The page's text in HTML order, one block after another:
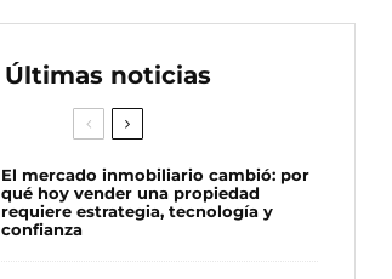
Últimas noticias
El mercado inmobiliario cambió: por
qué hoy vender una propiedad
requiere estrategia, tecnología y
confianza